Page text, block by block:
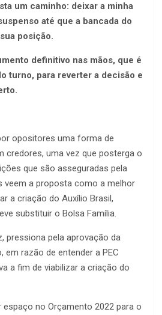
um caminho: deixar a minha
até que a bancada do
posição.
definitivo nas mãos, que é
turno, para reverter a decisão e
opositores uma forma de
credores, uma vez que posterga o
que são asseguradas pela
veem a proposta como a melhor
a criação do Auxílio Brasil,
substituir o Bolsa Família.
pressiona pela aprovação da
em razão de entender a PEC
a fim de viabilizar a criação do
espaço no Orçamento 2022 para o